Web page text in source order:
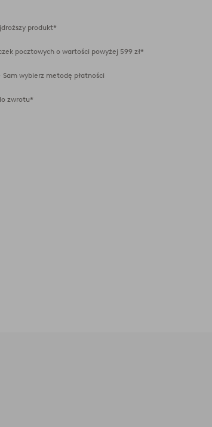
produkt*
pocztowych o wartości powyżej 599 zł*
Sam wybierz metodę płatności
zwrotu*